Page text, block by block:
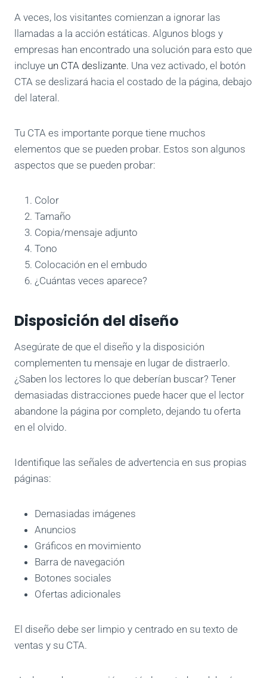
A veces, los visitantes comienzan a ignorar las
llamadas a la acción estáticas. Algunos blogs y
empresas han encontrado una solución para esto que
incluye un CTA deslizante. Una vez activado, el botón
CTA se deslizará hacia el costado de la página, debajo
del lateral.
Tu CTA es importante porque tiene muchos
elementos que se pueden probar. Estos son algunos
aspectos que se pueden probar:
Color
Tamaño
Copia/mensaje adjunto
Tono
Colocación en el embudo
¿Cuántas veces aparece?
Disposición del diseño
Asegúrate de que el diseño y la disposición
complementen tu mensaje en lugar de distraerlo.
¿Saben los lectores lo que deberían buscar? Tener
demasiadas distracciones puede hacer que el lector
abandone la página por completo, dejando tu oferta
en el olvido.
Identifique las señales de advertencia en sus propias
páginas:
Demasiadas imágenes
Anuncios
Gráficos en movimiento
Barra de navegación
Botones sociales
Ofertas adicionales
El diseño debe ser limpio y centrado en su texto de
ventas y su CTA.